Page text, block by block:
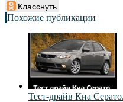
Класснуть
Похожие публикации
Тест-драйв Киа Серато.